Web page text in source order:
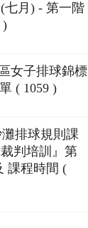
七月) - 第一階
)
女子排球錦標
( 1059 )
排球規則課
判培訓』第
課程時間 (